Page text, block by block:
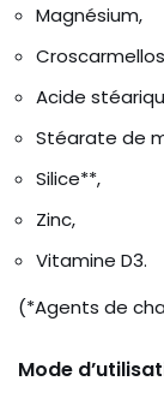
Magnésium,
Acide
Stéarate de
Silice**,
Zinc,
Vitamine D3.
(*Agents de
Mode